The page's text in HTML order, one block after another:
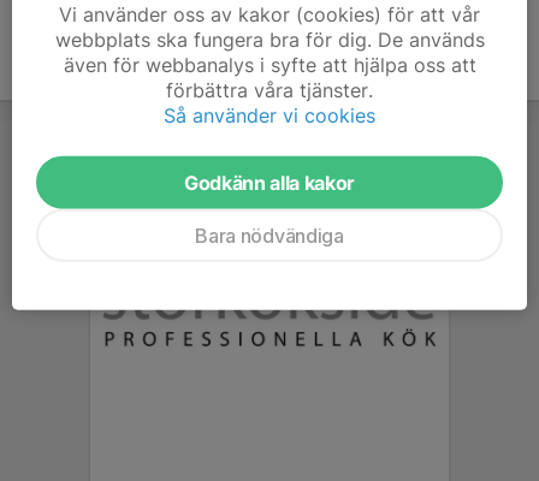
Vi använder oss av kakor (cookies) för att vår
webbplats ska fungera bra för dig. De används
även för webbanalys i syfte att hjälpa oss att
förbättra våra tjänster.
Så använder vi cookies
Godkänn alla kakor
Bara nödvändiga